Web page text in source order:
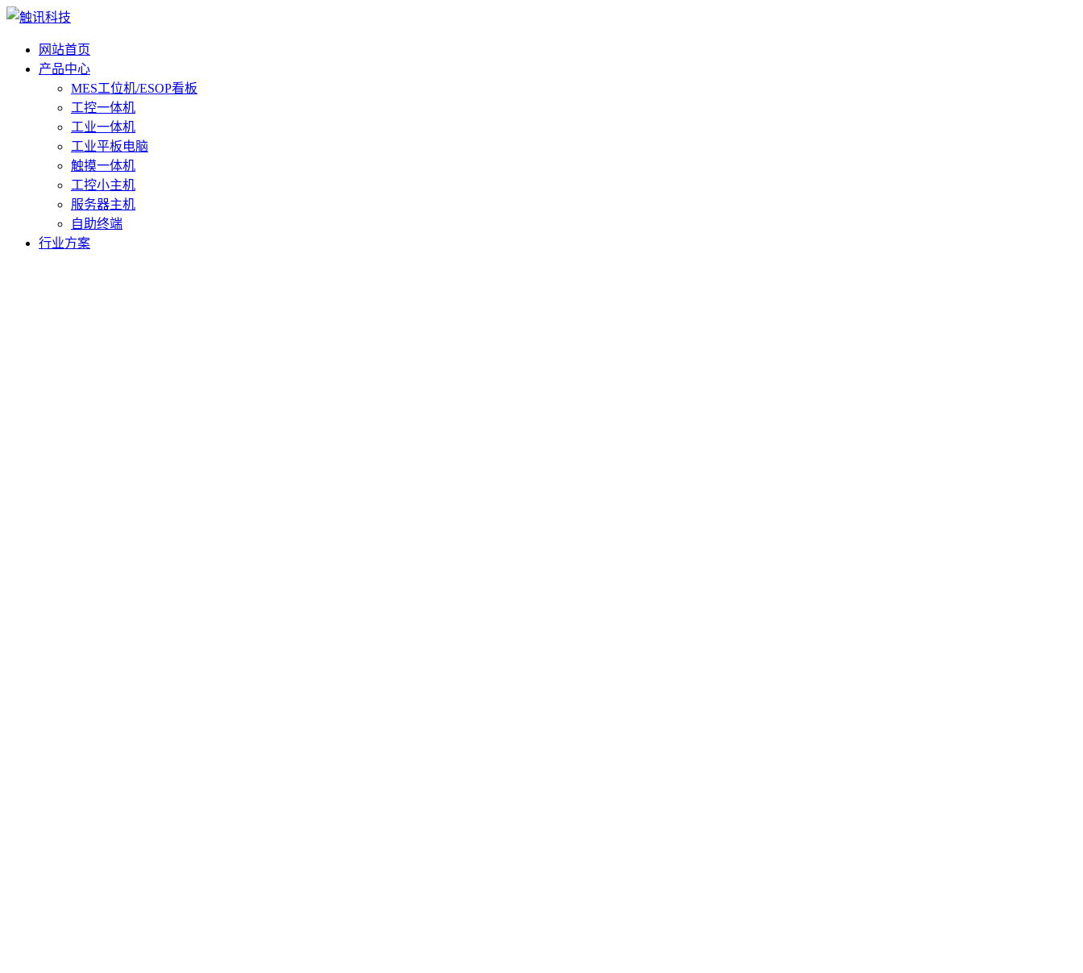
网站首页
产品中心
MES工位机/ESOP看板
工控一体机
工业一体机
工业平板电脑
触摸一体机
工控小主机
服务器主机
自助终端
行业方案